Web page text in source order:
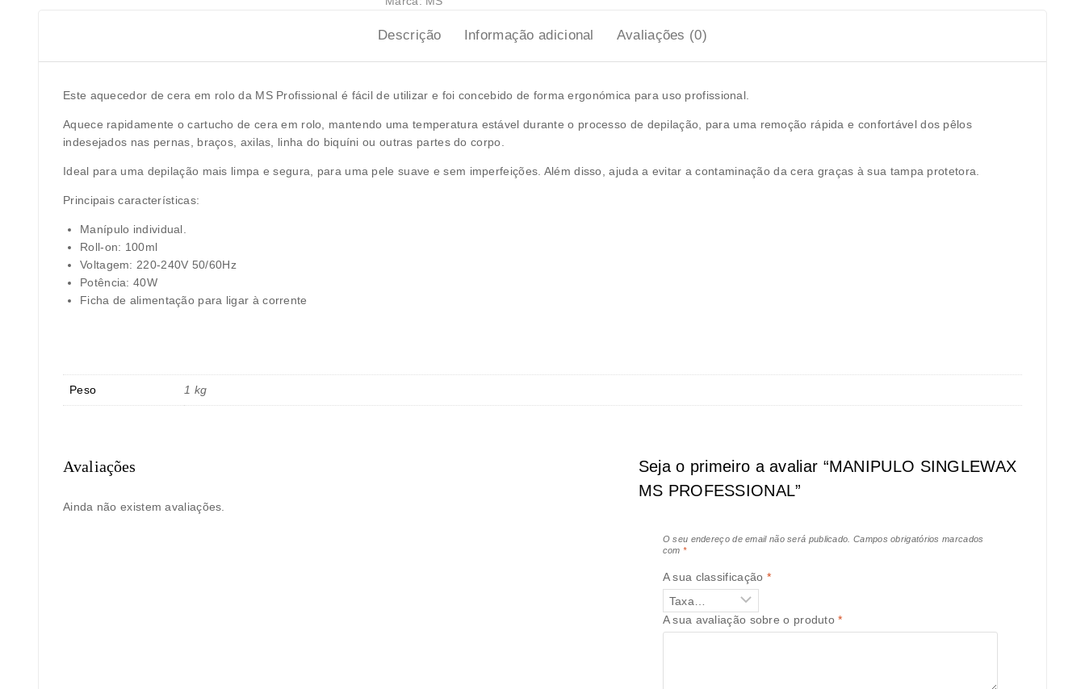
Descrição Informação adicional Avaliações (0)
Este aquecedor de cera em rolo da MS Profissional é fácil de utilizar e foi concebido de forma ergonómica para uso profissional.
Aquece rapidamente o cartucho de cera em rolo, mantendo uma temperatura estável durante o processo de depilação, para uma remoção rápida e confortável dos pêlos
indesejados nas pernas, braços, axilas, linha do biquíni ou outras partes do corpo.
Ideal para uma depilação mais limpa e segura, para uma pele suave e sem imperfeições. Além disso, ajuda a evitar a contaminação da cera graças à sua tampa protetora.
Principais características:
Manípulo individual.
Roll-on: 100ml
Voltagem: 220-240V 50/60Hz
Potência: 40W
Ficha de alimentação para ligar à corrente
Peso 1 kg
Avaliações
Ainda não existem avaliações.
Seja o primeiro a avaliar “MANIPULO SINGLEWAX
MS PROFESSIONAL”
O seu endereço de email não será publicado. Campos obrigatórios marcados
com *
A sua classificação *
A sua avaliação sobre o produto*